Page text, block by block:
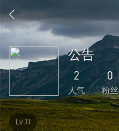
公告
2
人气
0
粉丝
3 0
Lv.11